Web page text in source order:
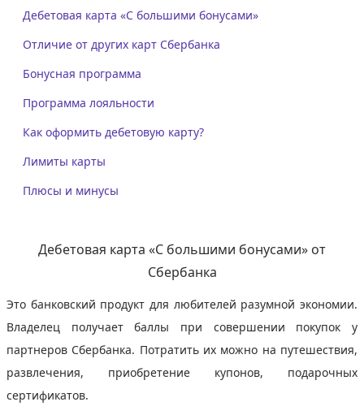
Дебетовая карта «С большими бонусами»
Отличие от других карт Сбербанка
Бонусная программа
Программа лояльности
Как оформить дебетовую карту?
Лимиты карты
Плюсы и минусы
Дебетовая карта «С большими бонусами» от
Сбербанка
Это банковский продукт для любителей разумной экономии.
Владелец получает баллы при совершении покупок у
партнеров Сбербанка. Потратить их можно на путешествия,
развлечения, приобретение купонов, подарочных
сертификатов.